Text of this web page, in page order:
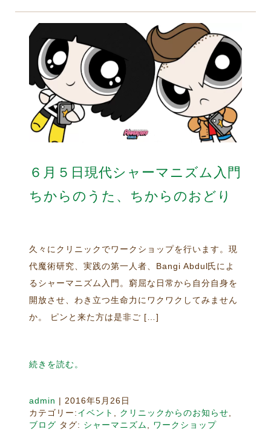
６月５日現代シャーマニズム入門
ちからのうた、ちからのおどり
久々にクリニックでワークショップを行います。現
代魔術研究、実践の第一人者、Bangi Abdul氏によ
るシャーマニズム入門。窮屈な日常から自分自身を
開放させ、わき立つ生命力にワクワクしてみません
か。 ピンと来た方は是非ご […]
続きを読む。
admin | 2016年5月26日
カテゴリー:イベント , クリニックからのお知らせ,
ブログ タグ: シャーマニズム, ワークショップ